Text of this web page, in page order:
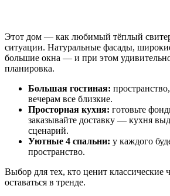
Этот дом — как любимый тёплый
ситуации. Натуральные фасады,
большие окна — и при этом
планировка.
Большая гостиная:
вечерам все близкие.
Просторная кухня: готовьте
заказывайте доставку — кухня
сценарий.
Уютные 4 спальни: у каждого
пространство.
Выбор для тех, кто ценит классические
оставаться в тренде.